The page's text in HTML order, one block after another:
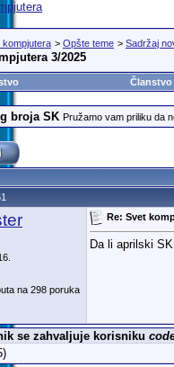
kompjutera > Opšte teme > Sadržaj
3/2025
Članstvo
broja SK Pružamo vam priliku da
na 298 poruka
Re: Svet
Da li aprilski
se zahvaljuje korisniku